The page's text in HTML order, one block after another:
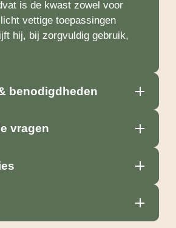
is de kwast zowel voor
vettige toepassingen
hij, bij zorgvuldig gebruik,
benodigdheden
vragen